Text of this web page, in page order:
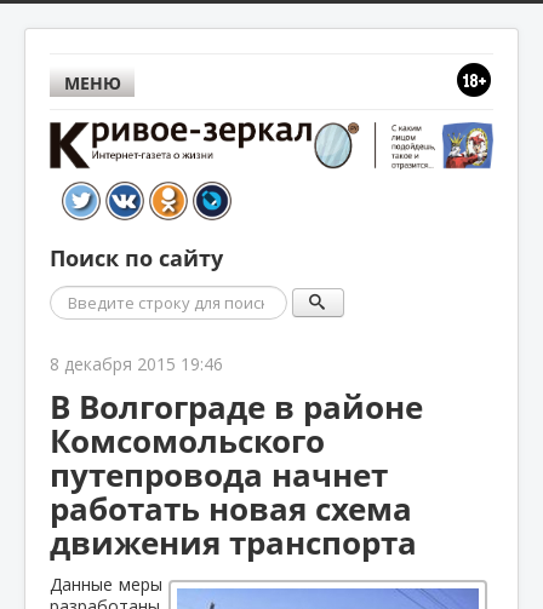
МЕНЮ
Поиск по сайту
Поиск
8 декабря 2015 19:46
В Волгограде в районе
Комсомольского
путепровода начнет
работать новая схема
движения транспорта
Данные меры